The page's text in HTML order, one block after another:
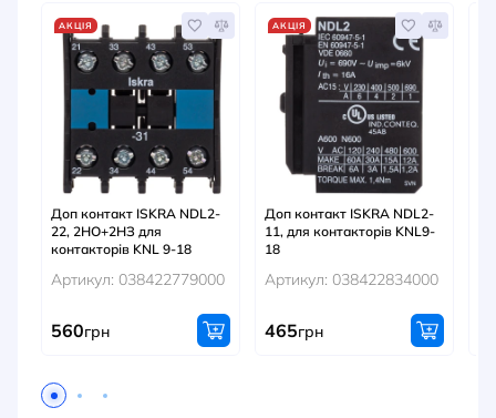
АКЦІЯ
Доп контакт ISKRA NDL2-
22, 2НО+2НЗ для
контакторів KNL 9-18
Артикул: 038422779000
560грн
АКЦІЯ
Доп контакт ISKRA NDL2-
11, для контакторів KNL9-
18
Артикул: 038422834000
465грн